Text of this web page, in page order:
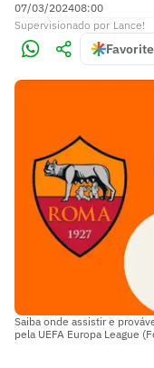
07/03/202408:00
Supervisionado por Lance!
Saiba onde assistir e
pela UEFA Europa League